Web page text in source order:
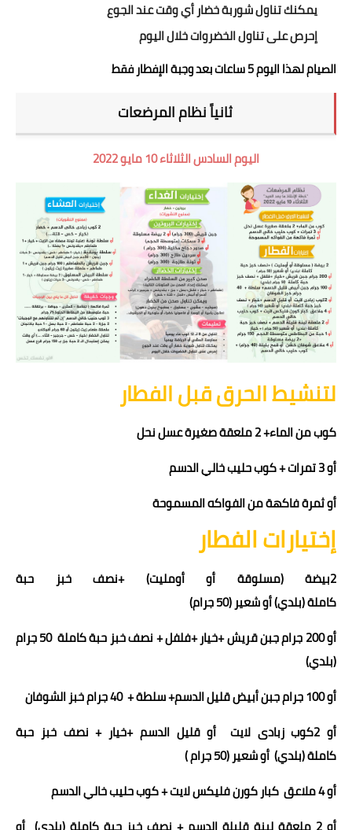
يمكنك تناول شوربة خضار أي وقت عند الجوع
إحرص على تناول الخضروات خلال اليوم
الصيام لهذا اليوم 5 ساعات بعد وجبة الإفطار فقط
ثانياً نظام المرضعات
اليوم السادس الثلاثاء 10 مايو 2022
لتنشيط الحرق قبل الفطار
كوب من الماء+ 2 ملعقة صغيرة عسل نحل
أو 3 تمرات + كوب حليب خالي الدسم
أو ثمرة فاكهة من الفواكه المسموحة
إختيارات الفطار
2بيضة (مسلوقة أو أومليت) +نصف خبز حبة
كاملة(بلدي)أوشعير(50 جرام
)
أو200جرام جبن قريش +خيار +فلفل+نصف خبز حبة كاملة50جرام
(بلدي)
أو 100 جرام جبن أبيض قليل الدسم+ سلطة + 40 جرام خبز الشوفان
أو 2كوب زبادى لايت أو قليل الدسم +خيار + نصف خبز حبة
كاملة(بلدي) أو شعير(50 جرام
)
أو4 ملاعق كبار كورن فليكس لايت + كوب حليب خالي الدسم